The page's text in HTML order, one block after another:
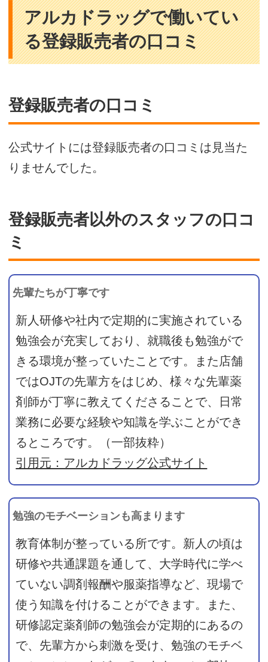
アルカドラッグで働いてい
る登録販売者の口コミ
登録販売者の口コミ
公式サイトには登録販売者の口コミは見当た
りませんでした。
登録販売者以外のスタッフの口コ
ミ
先輩たちが丁寧です
新人研修や社内で定期的に実施されている
勉強会が充実しており、就職後も勉強がで
きる環境が整っていたことです。また店舗
ではOJTの先輩方をはじめ、様々な先輩薬
剤師が丁寧に教えてくださることで、日常
業務に必要な経験や知識を学ぶことができ
るところです。（一部抜粋）
引用元：アルカドラッグ公式サイト
勉強のモチベーションも高まります
教育体制が整っている所です。新人の頃は
研修や共通課題を通して、大学時代に学べ
ていない調剤報酬や服薬指導など、現場で
使う知識を付けることができます。また、
研修認定薬剤師の勉強会が定期的にあるの
で、先輩方から刺激を受け、勉強のモチベ